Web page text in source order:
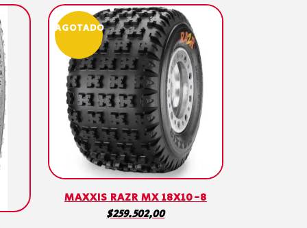
AGOTADO
MAXXIS RAZR MX 18X10-8
$259.502,00